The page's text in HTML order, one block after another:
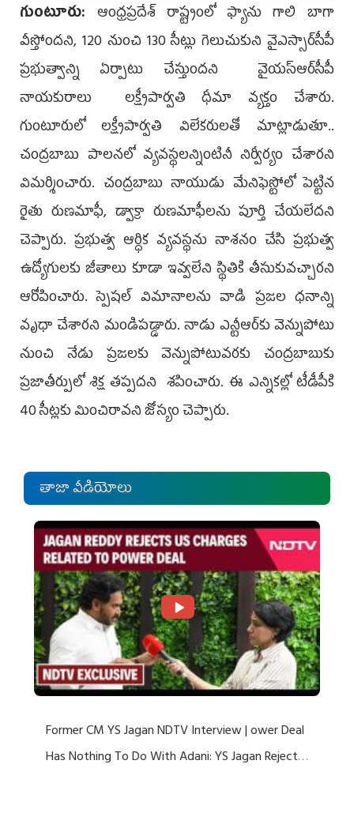
గుంటూరు: ఆంధ్రప్రదేశ్‌ రాష్ట్రంలో ఫ్యాను గాలి బాగా
వీస్తోందని, 120 నుంచి 130 సీట్లు గెలుచుకుని వైఎస్సార్‌సీపీ
ప్రభుత్వాన్ని ఏర్పాటు చేస్తుందని వైయ‌స్ఆర్‌సీపీ
నాయ‌కురాలు లక్ష్మీపార్వతి ధీమా వ్యక్తం చేశారు.
గుంటూరులో లక్ష్మీపార్వతి విలేకరులతో మాట్లాడుతూ..
చంద్రబాబు పాలనలో వ్యవస్థలన్నింటినీ నిర్వీర్యం చేశారని
విమర్శించారు. చంద్రబాబు నాయుడు మేనిఫెస్టోలో పెట్టిన
రైతు రుణమాఫీ, డ్వాక్రా రుణమాఫీలను పూర్తి చేయలేదని
చెప్పారు. ప్రభుత్వ ఆర్ధిక వ్యవస్థను నాశనం చేసి ప్రభుత్వ
ఉద్యోగులకు జీతాలు కూడా ఇవ్వలేని స్థితికి తీసుకువచ్చారని
ఆరోపించారు. స్పెషల్‌ విమానాలను వాడి ప్రజల ధనాన్ని
వృధా చేశారని మండిపడ్డారు. నాడు ఎన్టీఆర్‌కు వెన్నుపోటు
నుంచి నేడు ప్రజలకు వెన్నుపోటువరకు చంద్రబాబుకు
ప్రజాతీర్పులో శిక్ష తప్పదని శపించారు. ఈ ఎన్నికల్లో టీడీపీకి
40 సీట్లకు మించిరావని జోస్యం చెప్పారు.
తాజా వీడియోలు
Former CM YS Jagan NDTV Interview | ower Deal
Has Nothing To Do With Adani: YS Jagan Rejects